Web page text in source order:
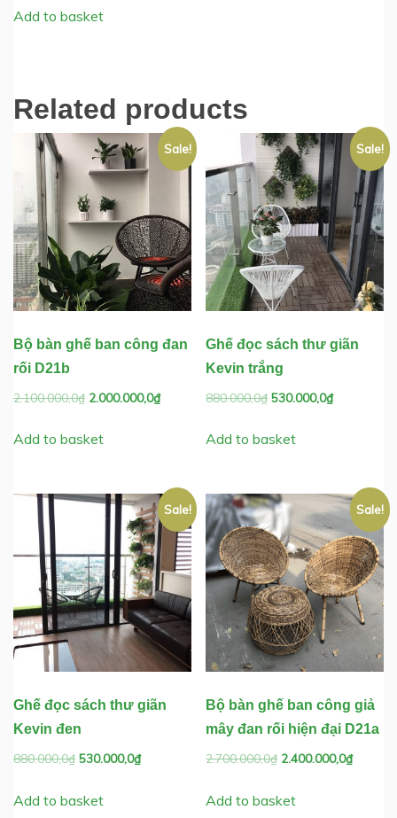
was:
Add to basket
Related products
Sale!
Bộ bàn ghế ban công đan
rối D21b
2.100.000,0₫ Original
was:
2.000.000,0₫Current
Add to basket
Sale!
Ghế đọc sách thư giãn
Kevin trắng
880.000,0₫ Original
was:
530.000,0₫Current
Add to basket
Sale!
Ghế đọc sách thư giãn
Kevin đen
880.000,0₫ Original
was:
530.000,0₫Current
Add to basket
Sale!
Bộ bàn ghế ban công giả
mây đan rối hiện đại D21a
2.700.000,0₫ Original
was:
2.400.000,0₫Current
Add to basket